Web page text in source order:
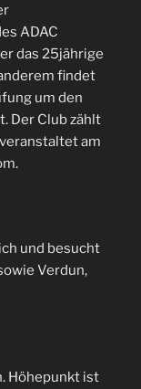
ADAC
das 25jährige
findet
um den
Der Club zählt
am
und besucht
Verdun,
Höhepunkt ist